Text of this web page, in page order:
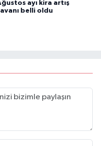
ayı kira artış
belli oldu